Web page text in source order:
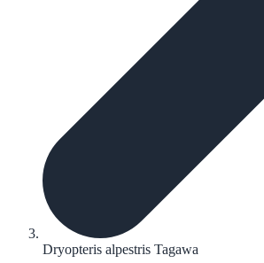
Dryopteris alpestris Tagawa